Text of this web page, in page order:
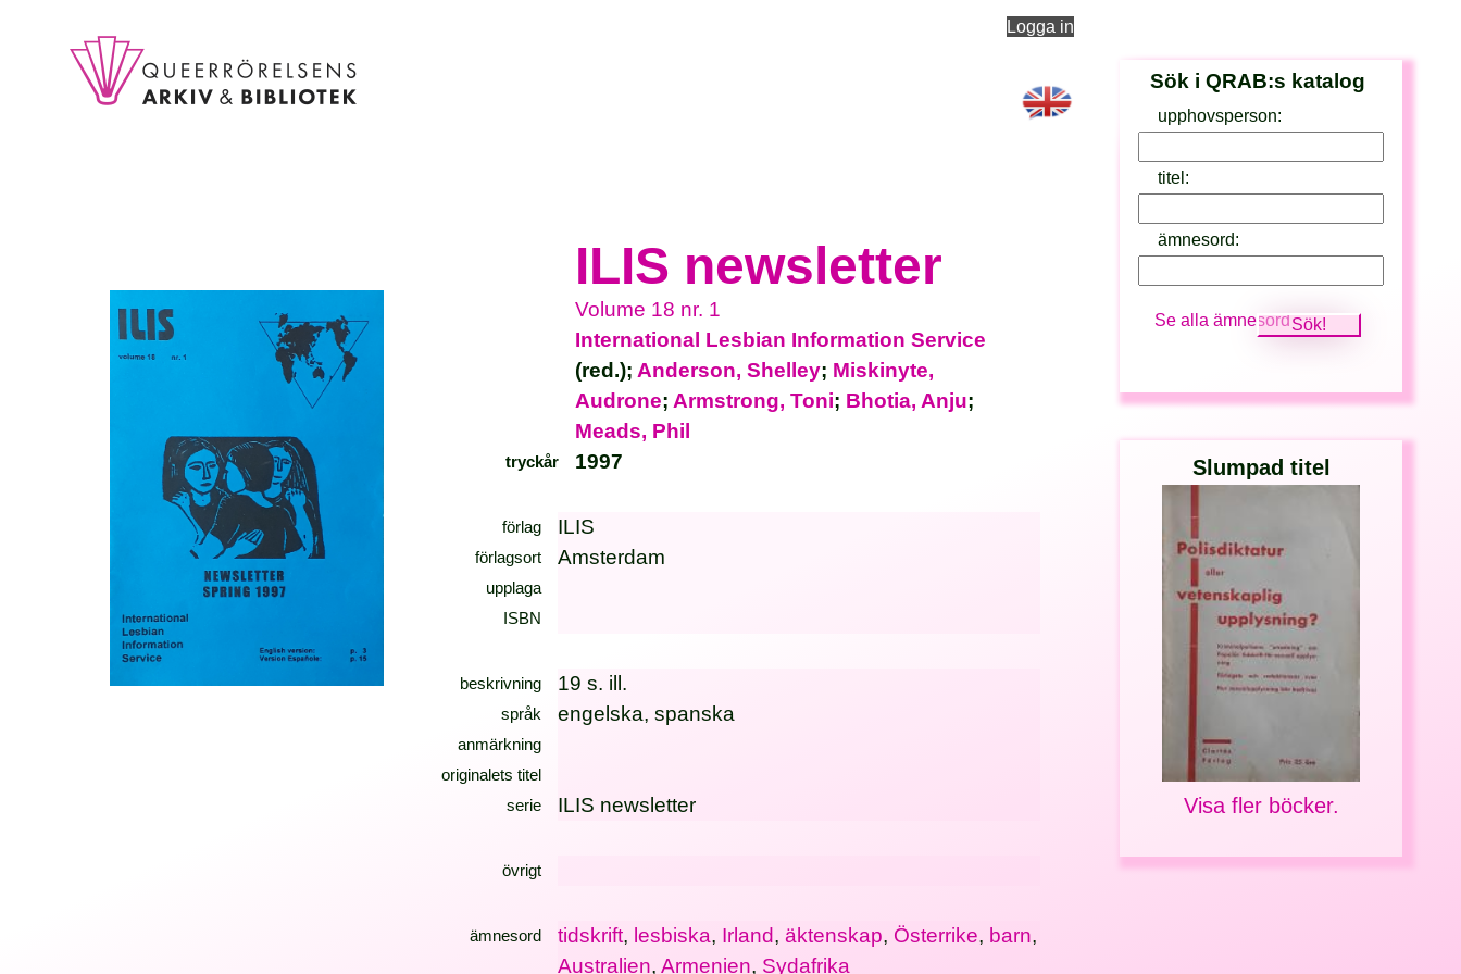
Logga in
Sök i QRAB:s katalog
upphovsperson:
titel:
ämnesord:
Se alla ämnesord
Slumpad titel
Visa fler böcker.
ILIS newsletter
Volume 18 nr. 1
International Lesbian Information Service
(red.); Anderson, Shelley; Miskinyte,
Audrone; Armstrong, Toni; Bhotia, Anju;
Meads, Phil
tryckår 1997
förlag ILIS
förlagsort Amsterdam
upplaga
ISBN
beskrivning 19 s. ill.
språk engelska, spanska
anmärkning
originalets titel
serie
ILIS newsletter
övrigt
ämnesord tidskrift, lesbiska, Irland,äktenskap, Österrike, barn,
Australien,Armenien, Sydafrika